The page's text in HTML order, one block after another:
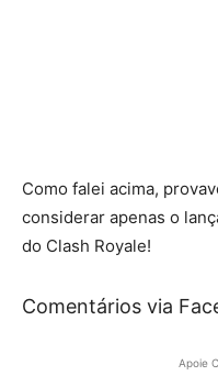
Como falei acima,
considerar apenas o
do Clash Royale!
Comentários via
Apoie